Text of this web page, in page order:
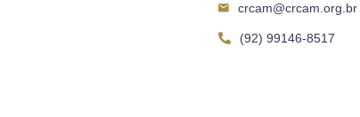
crcam@crcam.org.br
(92) 99146-8517